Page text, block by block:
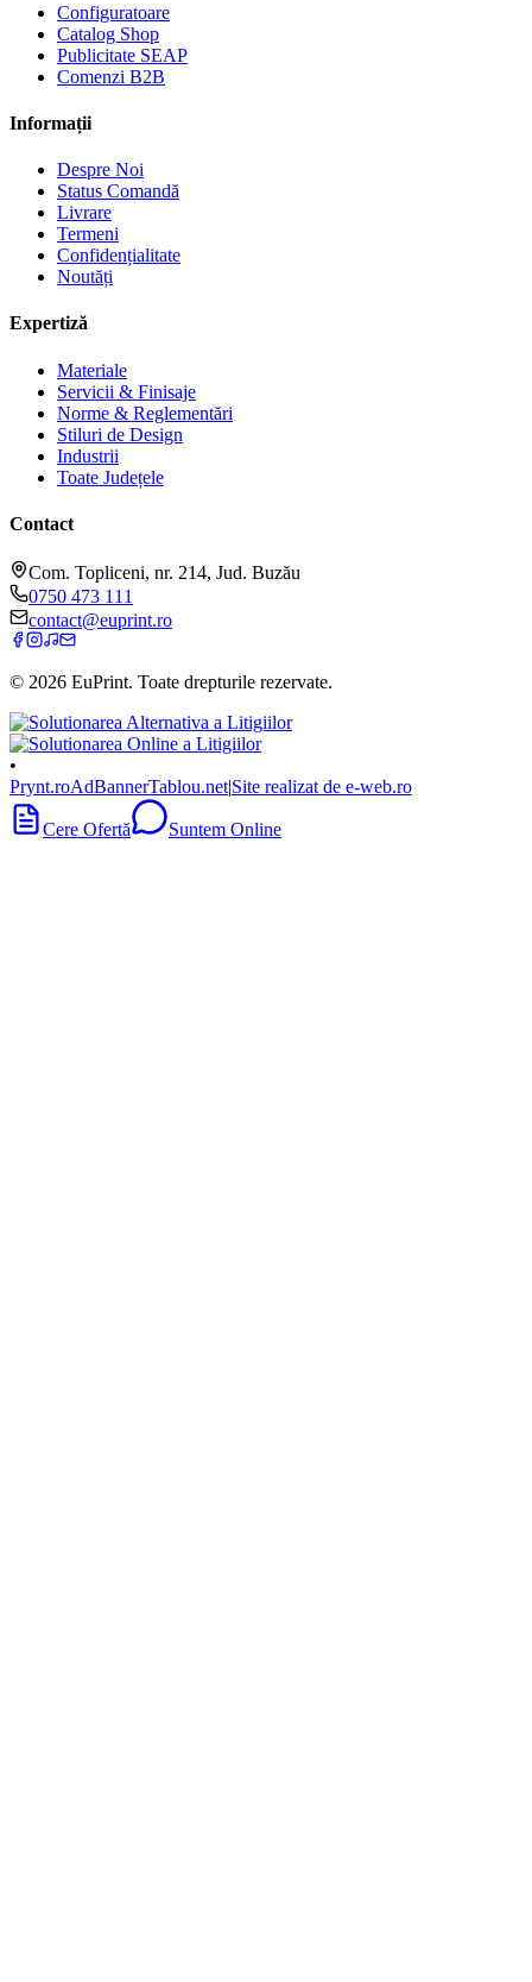
Configuratoare
Catalog Shop
Publicitate SEAP
Comenzi B2B
Informații
Despre Noi
Status Comandă
Livrare
Termeni
Confidențialitate
Noutăți
Expertiză
Materiale
Servicii & Finisaje
Norme & Reglementări
Stiluri de Design
Industrii
Toate Județele
Contact
Com. Topliceni, nr. 214, Jud. Buzău
0750 473 111
contact@euprint.ro
© 2026 EuPrint. Toate drepturile rezervate.
•
Prynt.roAdBannerTablou.net|Site realizat de e-web.ro
Cere Ofertă Suntem Online